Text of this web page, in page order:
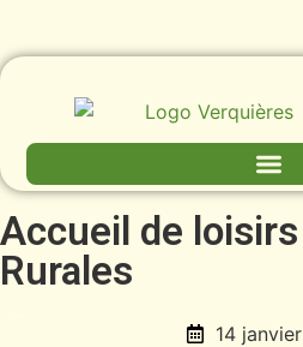
Accueil de
Rurales
14